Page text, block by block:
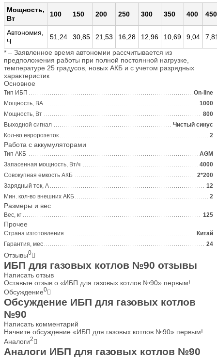
Мощность,
Вт
100 150 200 250 300 350 400 450
Автономия,
Ч
51,24 30,85 21,53 16,28 12,96 10,69 9,04
* – Заявленное время автономии рассчитывается из
предположения работы при полной постоянной нагрузке,
температуре 25 градусов, новых АКБ и с учетом разрядных
характеристик
Основное
Тип ИБП
On-line
Мощность, ВА
1000
Мощность, Вт
800
Выходной сигнал
Чистый синус
Кол-во евророзеток
2
Работа с аккумуляторами
Тип АКБ
AGM
Запасенная мощность, Вт/ч
4000
Совокупная емкость АКБ
2*200
Зарядный ток, А
12
Мин. кол-во внешних АКБ
2
Размеры и вес
Вес, кг 125
Прочее
Страна изготовления
Китай
Гарантия, мес
24
Отзывы0
ИБП для газовых котлов №90 отзывы
Написать отзыв
Оставьте отзыв о «ИБП для газовых котлов №90» первым!
Обсуждение0
Обсуждение ИБП для газовых котлов
№90
Написать комментарий
Начните обсуждение «ИБП для газовых котлов №90» первым!
Аналоги2
Аналоги ИБП для газовых котлов №90